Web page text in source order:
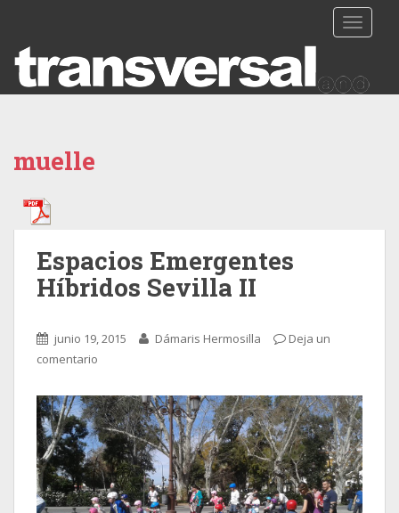
muelle
Espacios Emergentes
Híbridos Sevilla II
junio 19, 2015 Dámaris Hermosilla
Deja un
comentario